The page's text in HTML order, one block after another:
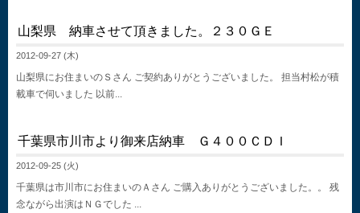
山梨県 納車させて頂きました。２３０ＧＥ
2012-09-27 (木)
山梨県にお住まいのＳさん ご契約ありがとうございました。 担当村松が積
載車で伺いました 以前...
千葉県市川市より御来店納車 Ｇ４００ＣＤＩ
2012-09-25 (火)
千葉県は市川市にお住まいのＡさん ご購入ありがとうございました。。 残
念ながら出演はＮＧでした ...